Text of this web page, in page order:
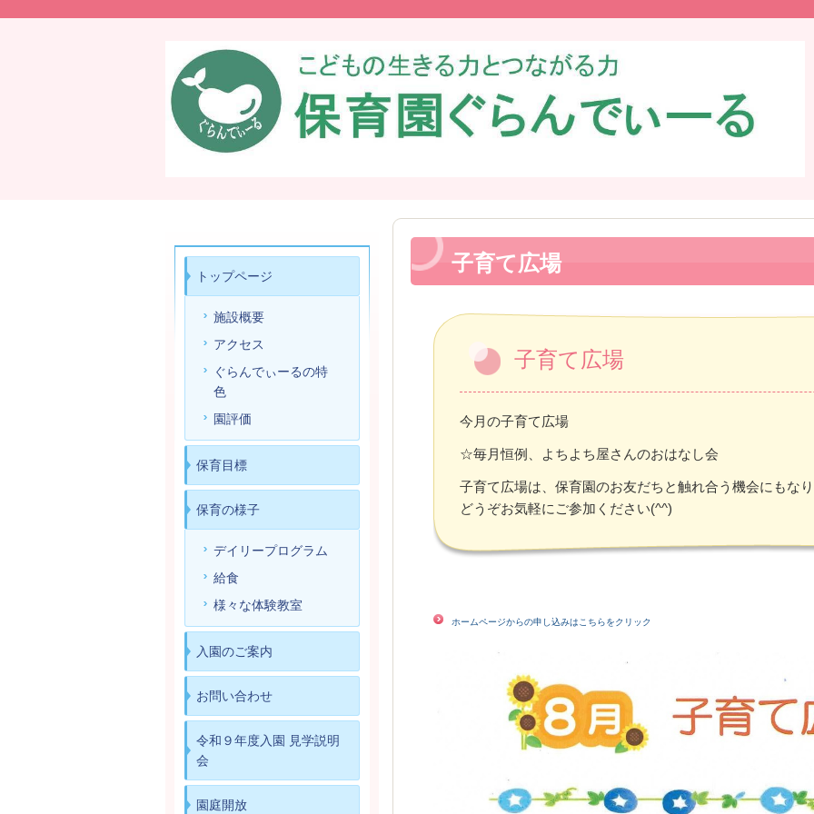
子育て広場
子育て広場
今月の子育て広場
☆毎月恒例、よちよち屋さんのおはなし会
子育て広場は、保育園のお友だちと触れ合う機会にもな
どうぞお気軽にご参加ください(^^)
ホームページからの申し込みはこちらをクリック
トップページ
施設概要
アクセス
ぐらんでぃーるの特
色
園評価
保育目標
保育の様子
デイリープログラム
給食
様々な体験教室
入園のご案内
お問い合わせ
令和９年度入園 見学説明
会
園庭開放